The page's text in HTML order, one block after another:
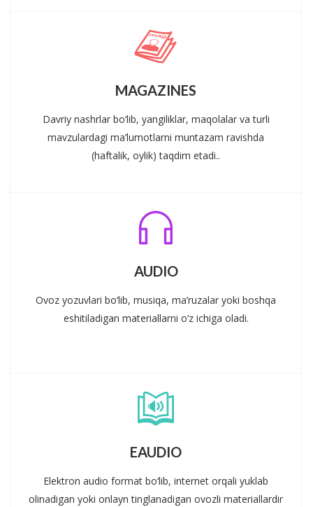
MAGAZINES
Davriy nashrlar bo‘lib, yangiliklar, maqolalar va turli
mavzulardagi ma’lumotlarni muntazam ravishda
(haftalik, oylik) taqdim etadi..
AUDIO
Ovoz yozuvlari bo‘lib, musiqa, ma’ruzalar yoki boshqa
eshitiladigan materiallarni o‘z ichiga oladi.
EAUDIO
Elektron audio format bo‘lib, internet orqali yuklab
olinadigan yoki onlayn tinglanadigan ovozli materiallardir